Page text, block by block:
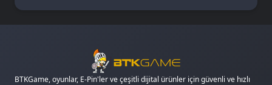
BTKGame, oyunlar, E-Pin'ler ve çeşitli dijital ürünler için güvenli ve hızlı